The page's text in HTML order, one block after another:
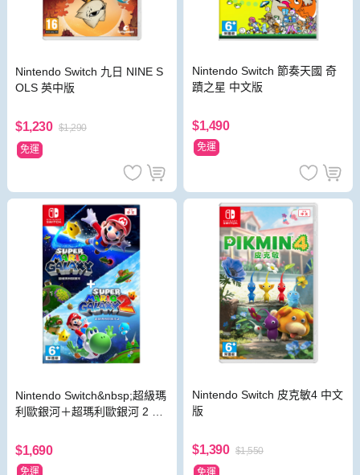
Nintendo Switch 九日 NINE S
OLS 英中版
$1,230 $1,290
免運
Nintendo Switch 節奏天國 奇
蹟之星 中文版
$1,490
免運
Nintendo Switch&nbsp;超級瑪
利歐銀河＋超瑪利歐銀河 2 中
$1,690
免運
Nintendo Switch 皮克敏4 中文
版
$1,390 $1,550
免運